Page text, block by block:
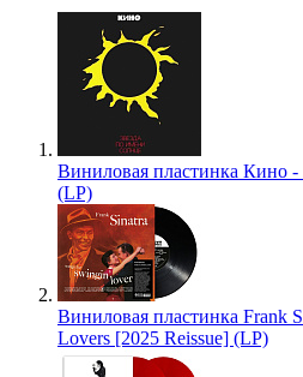
Виниловая пластинка Кино
(LP)
Виниловая пластинка Frank
Lovers [2025 Reissue] (LP)